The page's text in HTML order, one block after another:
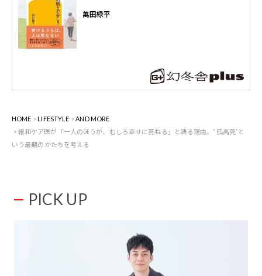
萬田緑平
HOME LIFESTYLE
AND MORE
緩和ケア医が「一人のほうが、むしろ幸せに死ねる」と語る理由。“孤高死”と
いう最期のかたちを考える
PICK UP